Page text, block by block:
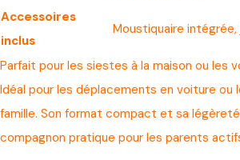
Accessoires
inclus
Moustiquaire intégrée,
Parfait pour les siestes à la maison ou les
Idéal pour les déplacements en voiture ou
famille. Son format compact et sa
compagnon pratique pour les parents